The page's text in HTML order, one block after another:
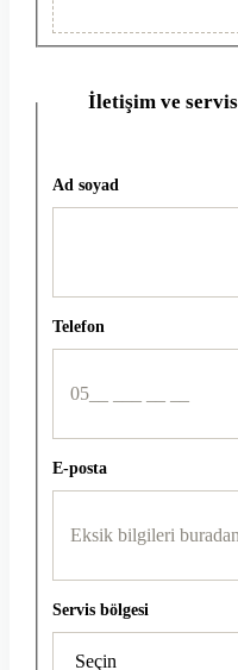
İletişim ve
Ad soyad
Telefon
E-posta
Servis bölgesi